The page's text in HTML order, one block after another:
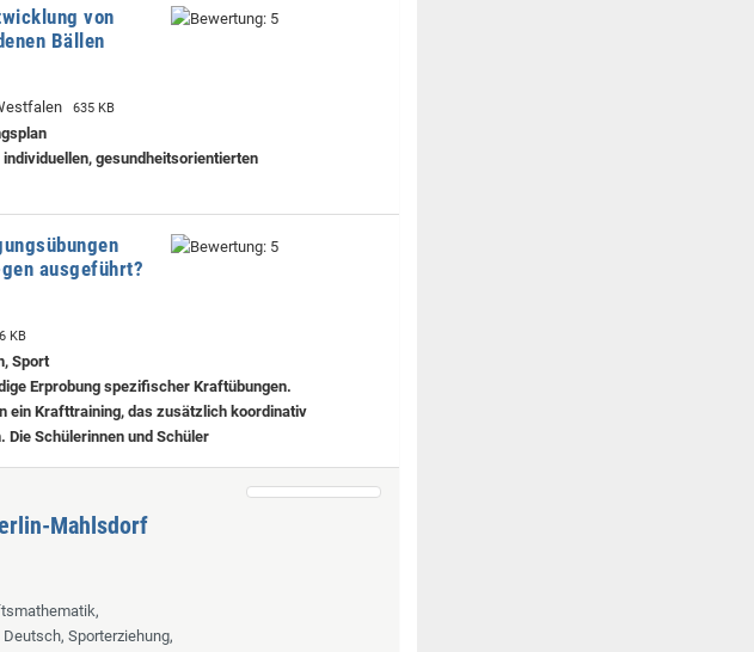
von
Bällen
635 KB
gesundheitsorientierten
ausgeführt?
KB
Sport
Erprobung spezifischer Kraftübungen.
ein Krafttraining, das zusätzlich koordinativ
Schülerinnen und Schüler
Mahlsdorf
Sporterziehung,